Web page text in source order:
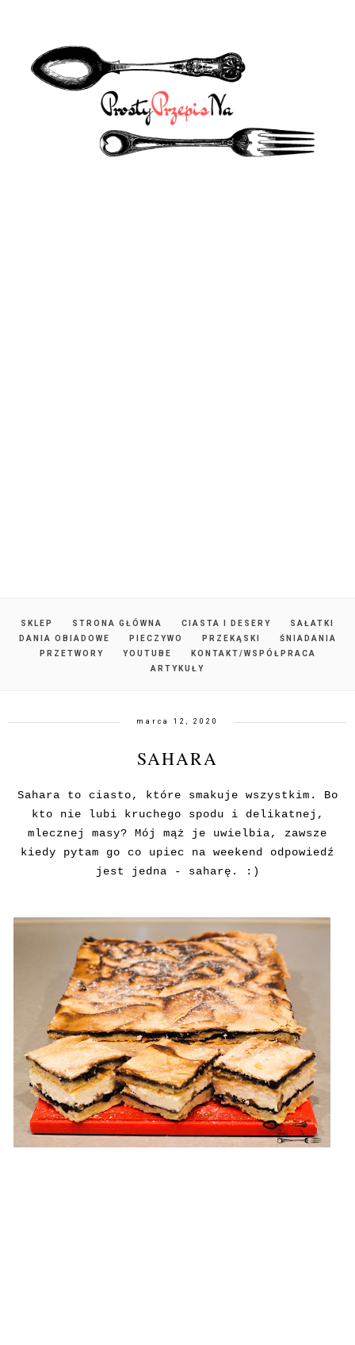
SKLEP STRONA GŁÓWNA CIASTA I DESERY
SAŁATKI
DANIA OBIADOWE
PIECZYWO PRZEKĄSKI
ŚNIADANIA
PRZETWORY
YOUTUBE
KONTAKT/WSPÓŁPRACA
ARTYKUŁY
marca 12, 2020
SAHARA
Sahara to ciasto, które smakuje wszystkim. Bo
kto nie lubi kruchego spodu i delikatnej,
mlecznej masy? Mój mąż je uwielbia, zawsze
kiedy pytam go co upiec na weekend odpowiedź
jest jedna - saharę. :)